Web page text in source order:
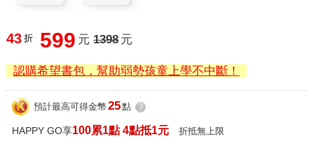
43 折 599 元 1398 元
認購希望書包，幫助弱勢孩童上學不中斷！
預計最高可得金幣 25點 ?
HAPPY GO享100累1點 4點抵1元 折抵無上限